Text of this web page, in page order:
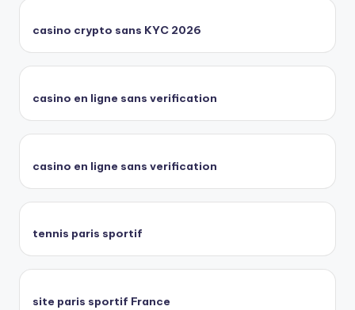
casino crypto sans KYC 2026
casino en ligne sans verification
casino en ligne sans verification
tennis paris sportif
site paris sportif France